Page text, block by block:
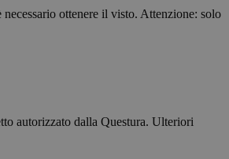
necessario ottenere il visto. Attenzione: solo
autorizzato dalla Questura. Ulteriori